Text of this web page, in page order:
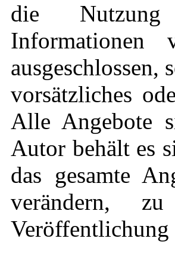
die Nutzung
Informationen
ausgeschlossen,
vorsätzliches
Alle Angebote
Autor behält es
das gesamte
verändern,
Veröffentlichung